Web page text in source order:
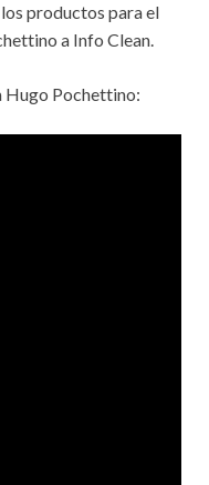
productos para el
a Info Clean.
Hugo Pochettino: